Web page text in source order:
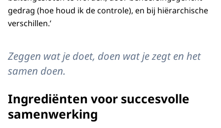
gedrag (hoe houd ik de controle), en bij hiërarchische
verschillen.’
Zeggen wat je doet, doen wat je zegt en het
samen doen.
Ingrediënten voor succesvolle
samenwerking